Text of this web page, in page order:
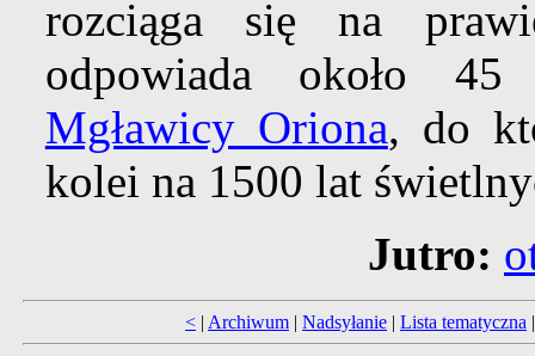
rozciąga się na
odpowiada około
Mgławicy Oriona, do
kolei na 1500 lat
Jutro:
< | Archiwum | Nadsyłanie | Lista tematyczna